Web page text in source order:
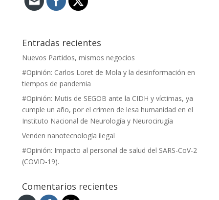
Entradas recientes
Nuevos Partidos, mismos negocios
#Opinión: Carlos Loret de Mola y la desinformación en
tiempos de pandemia
#Opinión: Mutis de SEGOB ante la CIDH y víctimas, ya
cumple un año, por el crimen de lesa humanidad en el
Instituto Nacional de Neurología y Neurocirugía
Venden nanotecnología ilegal
#Opinión: Impacto al personal de salud del SARS-CoV-2
(COVID-19).
Comentarios recientes